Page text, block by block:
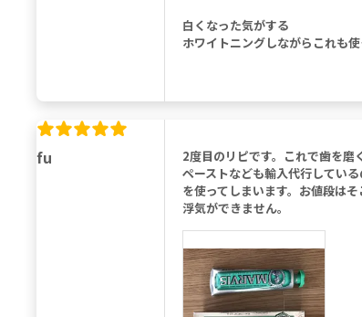
白くなった気がする
ホワイトニングしながらこれも使
fu
2度目のリピです。これで歯を磨
ペーストなども輸入代行してい
を使ってしまいます。お値段は
浮気ができません。